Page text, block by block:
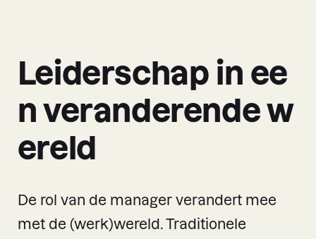
Leiderschap in ee
n veranderende w
ereld
De rol van de manager verandert mee
met de (werk)wereld. Traditionele